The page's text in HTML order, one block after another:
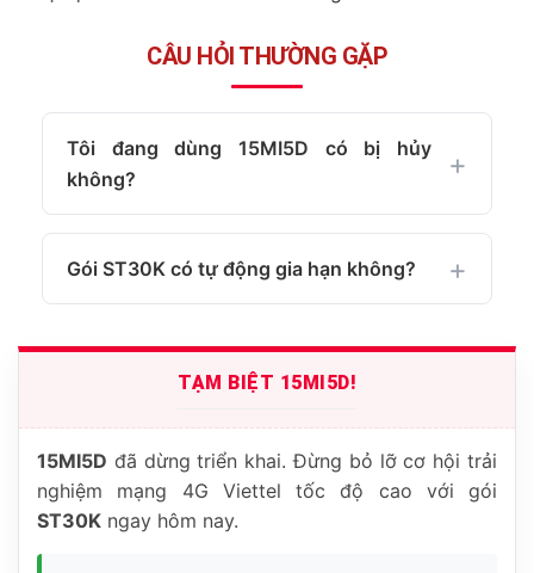
CÂU HỎI THƯỜNG GẶP
Tôi đang dùng 15MI5D có bị hủy
không?
Gói ST30K có tự động gia hạn không?
TẠM BIỆT 15MI5D!
15MI5D đã dừng triển khai. Đừng bỏ lỡ cơ hội trải
nghiệm mạng 4G Viettel tốc độ cao với gói
ST30K ngay hôm nay.